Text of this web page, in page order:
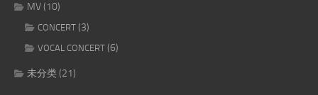
MV(10)
CONCERT (3)
VOCAL CONCERT (6)
未分类(21)